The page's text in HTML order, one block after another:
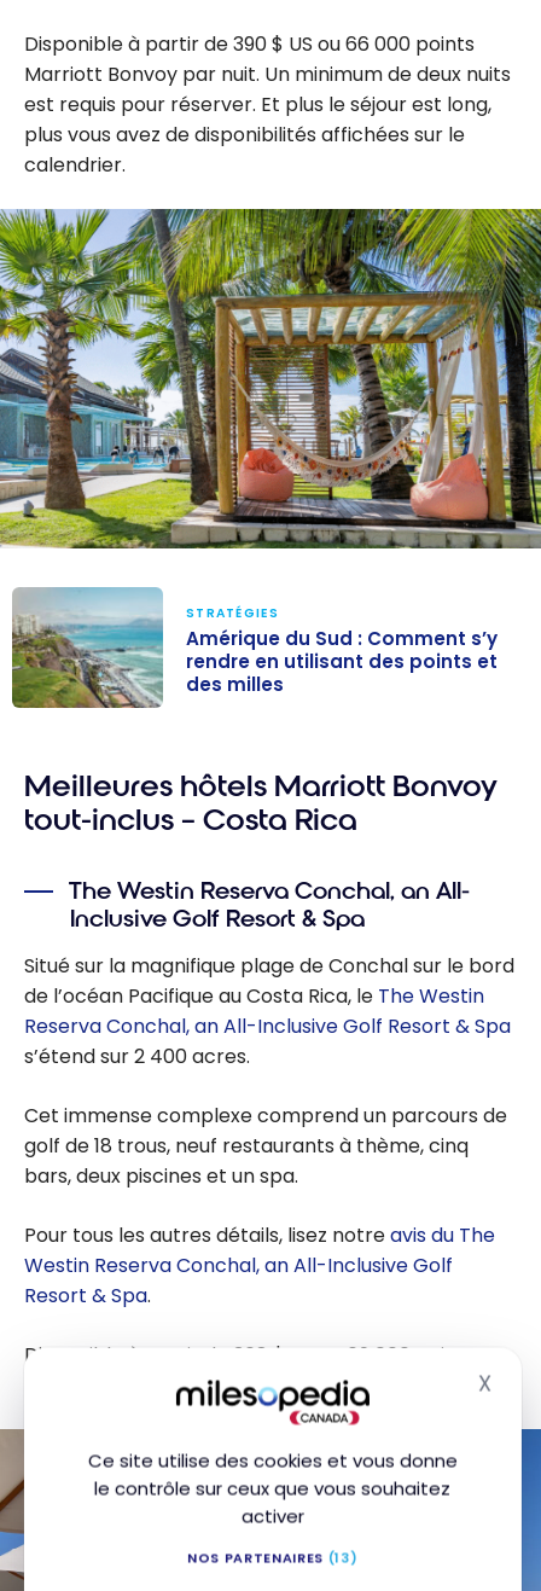
Ce site utilise des cookies et vous donne
le contrôle sur ceux que vous souhaitez
activer
NOS PARTENAIRES (13)
X
Disponible à partir de 390 $ US ou 66 000 points
Marriott Bonvoy par nuit. Un minimum de deux nuits
est requis pour réserver. Et plus le séjour est long,
plus vous avez de disponibilités affichées sur le
calendrier.
s’y rendre en
utilisant des
STRATÉGIES
Amérique du Sud : Comment s’y
rendre en utilisant des points et
des milles
Meilleures hôtels Marriott Bonvoy
tout-inclus – Costa Rica
The Westin Reserva Conchal, an All-
Inclusive Golf Resort & Spa
Situé sur la magnifique plage de Conchal sur le bord
de l’océan Pacifique au Costa Rica, le The Westin
Reserva Conchal, an All-Inclusive Golf Resort & Spa
s’étend sur 2 400 acres.
Cet immense complexe comprend un parcours de
golf de 18 trous, neuf restaurants à thème, cinq
bars, deux piscines et un spa.
Pour tous les autres détails, lisez notreavis du The
Westin Reserva Conchal, an All-Inclusive Golf
Resort & Spa.
Disponible à partir de 368 $ US ou 69 000 points
Marriott Bonvoy par nuit.